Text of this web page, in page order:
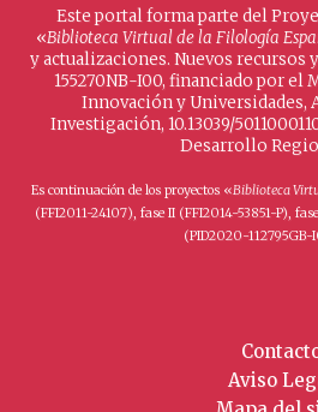
Este portal forma parte del
«Biblioteca Virtual de la Filología
y actualizaciones. Nuevos recursos
155270NB-I00, financiado por el
Innovación y Universidades,
Investigación, 10.13039/
Desarrollo
Es continuación de los proyectos «Biblioteca
(FFI2011-24107), fase II (FFI2014-53851-P),
(PID2020-112795GB-
Aviso